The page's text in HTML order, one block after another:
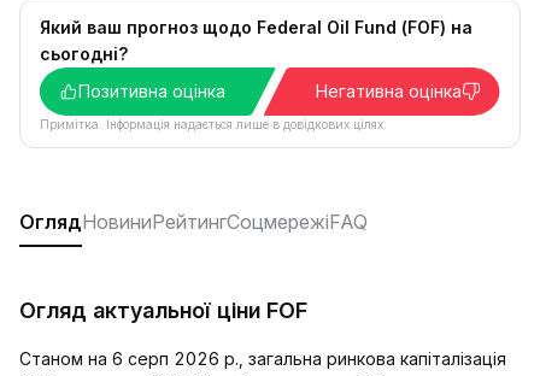
Який ваш прогноз щодо Federal Oil Fund (FOF) на
сьогодні?
Позитивна оцінка
Негативна оцінка
Примітка. Інформація надається лише в довідкових цілях.
ОглядНовиниРейтингСоцмережіFAQ
Огляд актуальної ціни FOF
Станом на 6 серп 2026 р., загальна ринкова капіталізація